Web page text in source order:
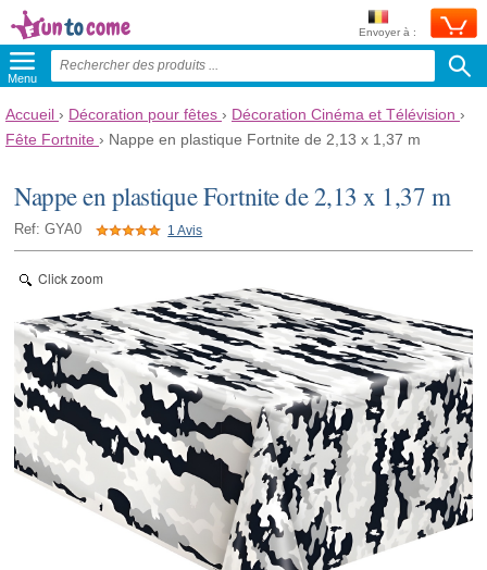
Envoyer à :
Menu
Accueil › Décoration pour fêtes › Décoration Cinéma et Télévision ›
Fête Fortnite › Nappe en plastique Fortnite de 2,13 x 1,37 m
Nappe en plastique Fortnite de 2,13 x 1,37 m
Ref: GYA0 1 Avis
Click zoom